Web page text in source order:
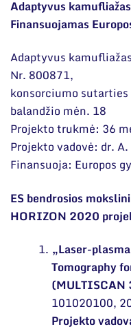
Narystė
Mokslo
Leidiniai
Bendri
Ilgalaikės programos
Moksliniai skyriai
Mokslinės publikacijos
Mokslo projektai
Patentai
Mokslo renginiai
Informacija
Informacija
Nuo moksleivio iki
Adaptyvus
Finansuojamas
Adaptyvus
Nr. 800871,
konsorciumo
balandžio mėn. 18
Projekto trukmė: 36
Projekto vadovė: dr.
Finansuoja: Europos
ES bendrosios
HORIZON 2020
„Laser-
Tomography
(MULTISCAN
101020100,
Projekto